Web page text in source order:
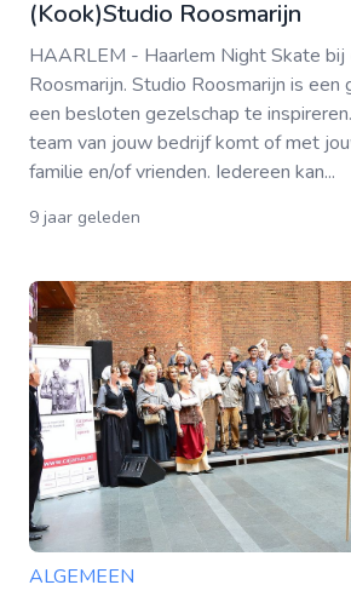
(Kook)Studio Roosmarijn
HAARLEM - Haarlem Night Skate bij
Roosmarijn. Studio Roosmarijn is
een besloten gezelschap te
team van jouw bedrijf komt of met
familie en/of vrienden. Iedereen kan...
9 jaar geleden
ALGEMEEN